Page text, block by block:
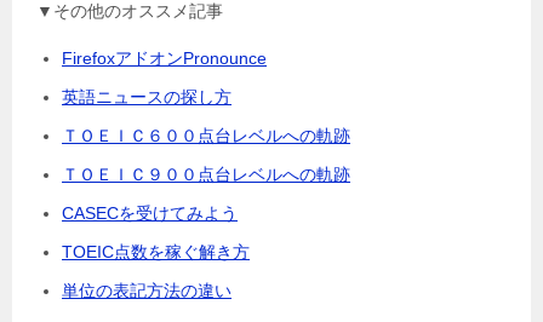
▼その他のオススメ記事
FirefoxアドオンPronounce
英語ニュースの探し方
ＴＯＥＩＣ６００点台レベルへの軌跡
ＴＯＥＩＣ９００点台レベルへの軌跡
CASECを受けてみよう
TOEIC点数を稼ぐ解き方
単位の表記方法の違い